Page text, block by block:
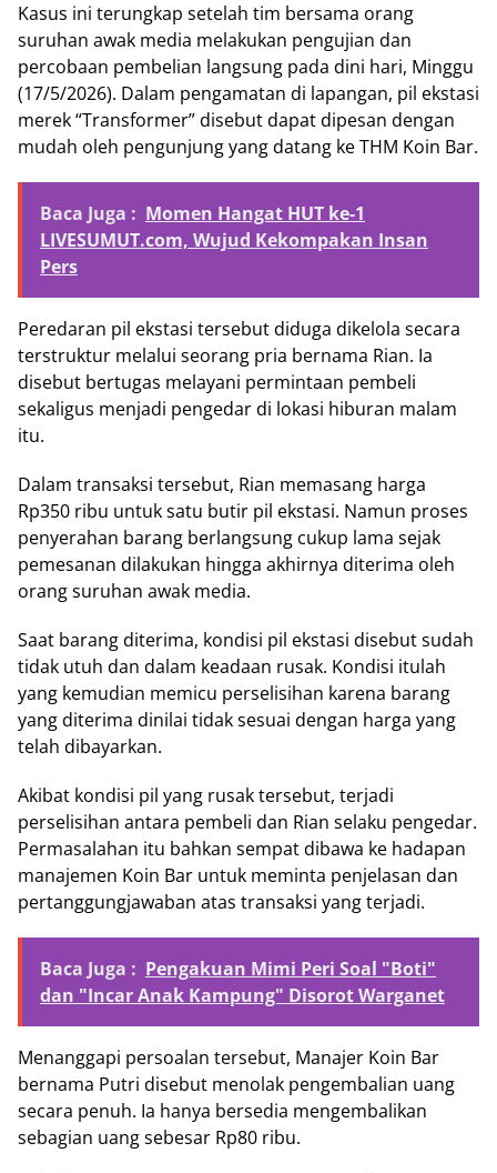
Kasus ini terungkap setelah tim bersama orang
suruhan awak media melakukan pengujian dan
percobaan pembelian langsung pada dini hari, Minggu
(17/5/2026). Dalam pengamatan di lapangan, pil ekstasi
merek “Transformer” disebut dapat dipesan dengan
mudah oleh pengunjung yang datang ke THM Koin Bar.
Baca Juga : Momen Hangat HUT ke-1
LIVESUMUT.com, Wujud Kekompakan Insan
Pers
Peredaran pil ekstasi tersebut diduga dikelola secara
terstruktur melalui seorang pria bernama Rian. Ia
disebut bertugas melayani permintaan pembeli
sekaligus menjadi pengedar di lokasi hiburan malam
itu.
Dalam transaksi tersebut, Rian memasang harga
Rp350 ribu untuk satu butir pil ekstasi. Namun proses
penyerahan barang berlangsung cukup lama sejak
pemesanan dilakukan hingga akhirnya diterima oleh
orang suruhan awak media.
Saat barang diterima, kondisi pil ekstasi disebut sudah
tidak utuh dan dalam keadaan rusak. Kondisi itulah
yang kemudian memicu perselisihan karena barang
yang diterima dinilai tidak sesuai dengan harga yang
telah dibayarkan.
Akibat kondisi pil yang rusak tersebut, terjadi
perselisihan antara pembeli dan Rian selaku pengedar.
Permasalahan itu bahkan sempat dibawa ke hadapan
manajemen Koin Bar untuk meminta penjelasan dan
pertanggungjawaban atas transaksi yang terjadi.
Baca Juga : Pengakuan Mimi Peri Soal "Boti"
dan "Incar Anak Kampung" Disorot Warganet
Menanggapi persoalan tersebut, Manajer Koin Bar
bernama Putri disebut menolak pengembalian uang
secara penuh. Ia hanya bersedia mengembalikan
sebagian uang sebesar Rp80 ribu.